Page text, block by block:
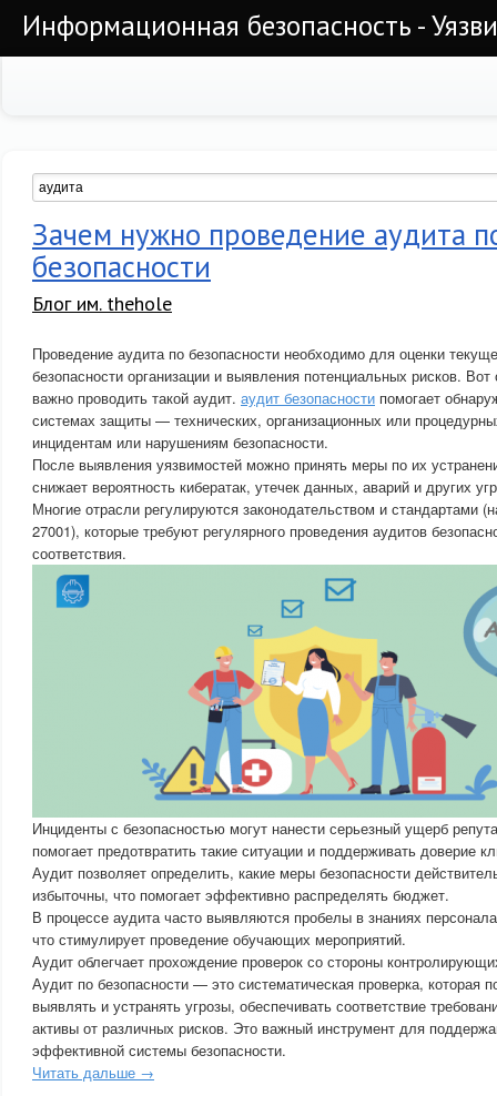
Информационная безопасность -
Зачем нужно проведение аудита
безопасности
Блог им. thehole
Проведение аудита по безопасности необходимо для оценки
безопасности организации и выявления потенциальных рисков.
важно проводить такой аудит. аудит безопасности помогает
системах защиты — технических, организационных или
инцидентам или нарушениям безопасности.
После выявления уязвимостей можно принять меры по их
снижает вероятность кибератак, утечек данных, аварий и других
Многие отрасли регулируются законодательством и стандартами
27001), которые требуют регулярного проведения аудитов
соответствия.
Инциденты с безопасностью могут нанести серьезный ущерб
помогает предотвратить такие ситуации и поддерживать доверие
Аудит позволяет определить, какие меры безопасности
избыточны, что помогает эффективно распределять бюджет.
В процессе аудита часто выявляются пробелы в знаниях
что стимулирует проведение обучающих мероприятий.
Аудит облегчает прохождение проверок со стороны
Аудит по безопасности — это систематическая проверка, которая
выявлять и устранять угрозы, обеспечивать соответствие
активы от различных рисков. Это важный инструмент для
эффективной системы безопасности.
Читать дальше →